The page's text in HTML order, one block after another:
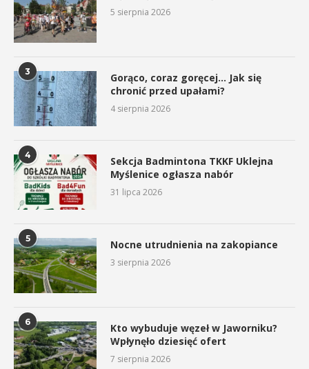
5 sierpnia 2026
3
Gorąco, coraz goręcej… Jak się
chronić przed upałami?
4 sierpnia 2026
4
Sekcja Badmintona TKKF Uklejna
Myślenice ogłasza nabór
31 lipca 2026
5 Nocne utrudnienia na zakopiance
3 sierpnia 2026
6
Kto wybuduje węzeł w Jaworniku?
Wpłynęło dziesięć ofert
7 sierpnia 2026